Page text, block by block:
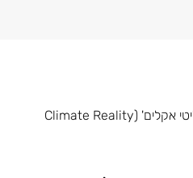
פעיל בארגון 'ריאליטי אקלים' (Climate Reality